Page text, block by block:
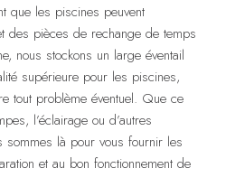
que les piscines peuvent
des pièces de rechange de temps
nous stockons un large éventail
supérieure pour les piscines,
tout problème éventuel. Que ce
l’éclairage ou d’autres
sommes là pour vous fournir les
et au bon fonctionnement de